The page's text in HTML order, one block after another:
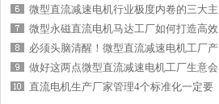
微型直流减速电机行业极度内卷的三大主
微型永磁直流电机马达工厂如何打造高效
必须头脑清醒！微型直流减速电机工厂产
做好这两点微型直流减速电机工厂生意会
直流电机生产厂家管理4个标准化一定要